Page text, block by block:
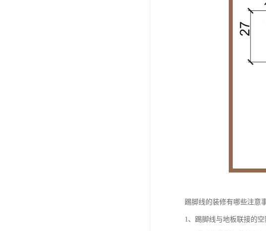
踢脚线的装修有哪些注意
1、踢脚线与地板联接的